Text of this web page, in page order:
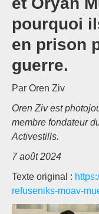
pourquoi
en prison
guerre.
Par Oren Ziv
Oren Ziv est
membre fondateur
Activestills.
7 août 2024
Texte original :
refuseniks-moav-